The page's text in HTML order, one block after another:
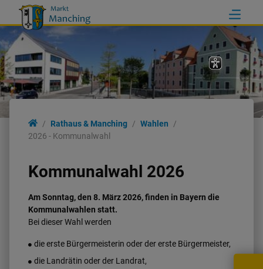
Rathaus & Manching
Politik
Wahlen
Rathaus & Manching
Wahlen
2026 - Kommunalwahl
Kommunalwahl 2026
Am Sonntag, den 8. März 2026, finden in Bayern die
Kommunalwahlen statt.
Bei dieser Wahl werden
die erste Bürgermeisterin oder der erste Bürgermeister,
die Landrätin oder der Landrat,